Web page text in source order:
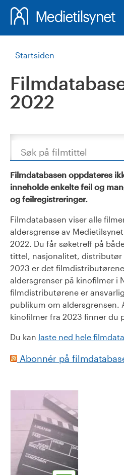
Startsiden
2022
Søk
Filmdatabasen oppdateres
inneholde enkelte feil og
og feilregistreringer.
Filmdatabasen viser alle
aldersgrense av
2022. Du får søketreff på
tittel, nasjonalitet, distributør
2023 er det
aldersgrenser på kinofilmer i
filmdistributørene er
publikum om aldersgrensen.
kinofilmer fra 2023 finner du
Du kan laste ned hele
Abonnér på